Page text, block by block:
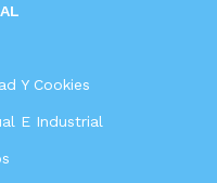
Y Cookies
E Industrial